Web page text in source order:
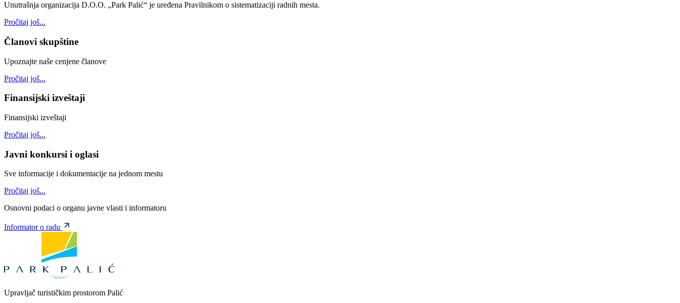
Unutrašnja organizacija D.O.O. „Park Palić“ je uređena Pravilnikom o sistematizaciji radnih mesta.
Pročitaj još...
Članovi skupštine
Upoznajte naše cenjene članove
Pročitaj još...
Finansijski izveštaji
Finansijski izveštaji
Pročitaj još...
Javni konkursi i oglasi
Sve informacije i dokumentacije na jednom mestu
Pročitaj još...
Osnovni podaci o organu javne vlasti i informatoru
Informator o radu
Upravljač turističkim prostorom Palić